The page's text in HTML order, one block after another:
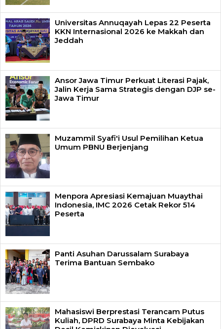
Universitas Annuqayah Lepas 22 Peserta
KKN Internasional 2026 ke Makkah dan
Jeddah
Ansor Jawa Timur Perkuat Literasi Pajak,
Jalin Kerja Sama Strategis dengan DJP se-
Jawa Timur
Muzammil Syafi'i Usul Pemilihan Ketua
Umum PBNU Berjenjang
Menpora Apresiasi Kemajuan Muaythai
Indonesia, IMC 2026 Cetak Rekor 514
Peserta
Panti Asuhan Darussalam Surabaya
Terima Bantuan Sembako
Mahasiswi Berprestasi Terancam Putus
Kuliah, DPRD Surabaya Minta Kebijakan